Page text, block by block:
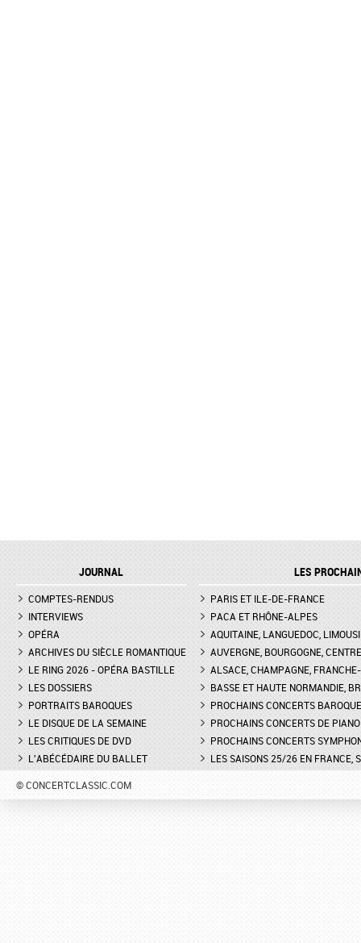
JOURNAL
COMPTES-RENDUS
INTERVIEWS
OPÉRA
ARCHIVES DU SIÈCLE ROMANTIQUE
LE RING 2026 - OPÉRA BASTILLE
LES DOSSIERS
PORTRAITS BAROQUES
LE DISQUE DE LA SEMAINE
LES CRITIQUES DE DVD
L'ABÉCÉDAIRE DU BALLET
LES
PARIS ET ILE-DE-FRANCE
PACA ET RHÔNE-ALPES
AQUITAINE, LANGUEDOC,
AUVERGNE, BOURGOGNE, CENTRE
ALSACE, CHAMPAGNE,
BASSE ET HAUTE NORMANDIE,
PROCHAINS CONCERTS
PROCHAINS CONCERTS DE PIANO
PROCHAINS CONCERTS
LES SAISONS 25/26 EN FRANCE,
© CONCERTCLASSIC.COM